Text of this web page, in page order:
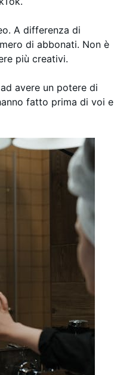
A differenza di
di abbonati. Non è
più creativi.
avere un potere di
fatto prima di voi e